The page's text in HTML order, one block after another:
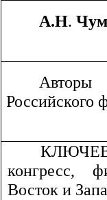
А.Н.
Российского
конгресс,
Восток и